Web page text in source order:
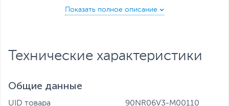
Технические характеристики
Общие данные
UID товара 90NR06V3-M00110